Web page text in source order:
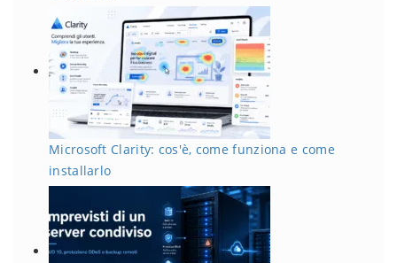
Microsoft Clarity: cos'è, come funziona e come
installarlo